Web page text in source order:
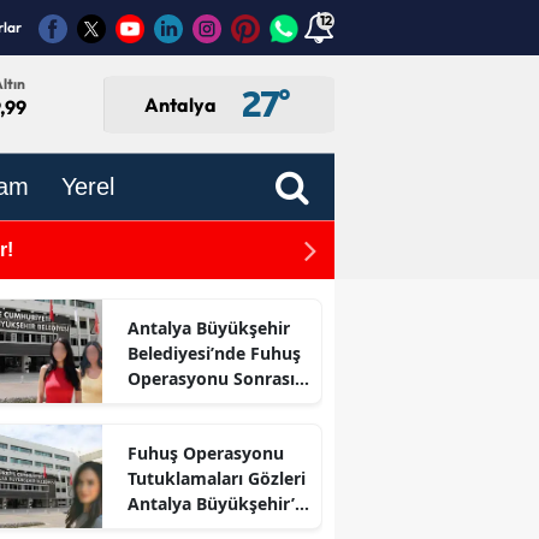
12
Antalya 27°
Yerel
Gaziantep Nurdağı'nda
Antalya Büyükşehir
Belediyesi’nde Fuhuş
Operasyonu Sonrası
Fuhuş Operasyonu
Tutuklamaları Gözleri
Antalya Büyükşehir’e